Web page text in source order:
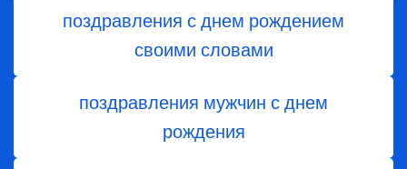
поздравления с днем рождением
своими словами
поздравления мужчин с днем
рождения